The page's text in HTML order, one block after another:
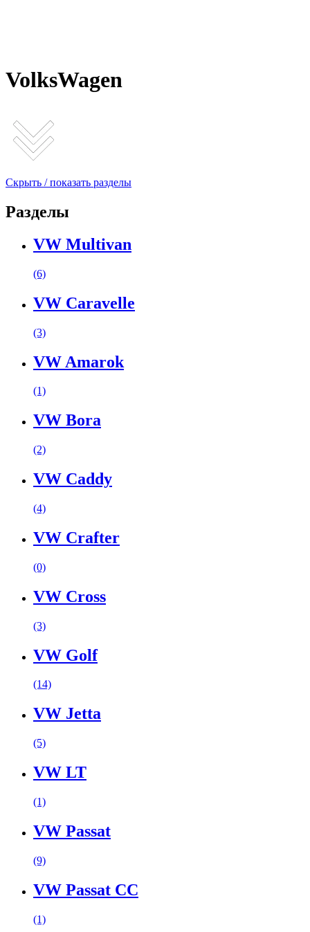
VolksWagen
Скрыть / показать разделы
Разделы
VW Multivan
(6)
VW Caravelle
(3)
VW Amarok
(1)
VW Bora
(2)
VW Caddy
(4)
VW Crafter
(0)
VW Cross
(3)
VW Golf
(14)
VW Jetta
(5)
VW LT
(1)
VW Passat
(9)
VW Passat CC
(1)